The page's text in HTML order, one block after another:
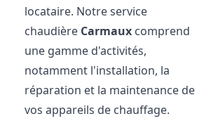
locataire. Notre service
chaudière Carmaux comprend
une gamme d'activités,
notamment l'installation, la
réparation et la maintenance de
vos appareils de chauffage.